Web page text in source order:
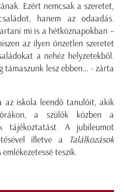
Ezért nemcsak a szeretet,
hanem az odaadás.
mi is a hétköznapokban –
az ilyen önzetlen szeretet
a nehéz helyzetekből.
támaszunk lesz ebben… - zárta
az iskola leendő tanulóit, akik
a szülők közben a
tájékoztatást. A jubileumot
illetve a
Találkozások
teszik.